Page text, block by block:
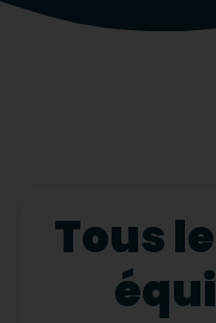
Tous